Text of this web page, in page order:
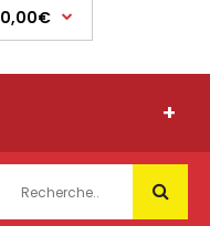
0,00€